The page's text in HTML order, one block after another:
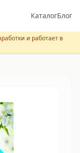
КаталогБлог
и работает в